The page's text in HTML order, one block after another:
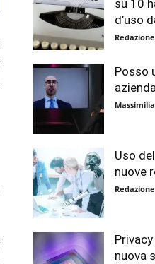
su 10
d’uso
Posso
Uso
nuove
nuova